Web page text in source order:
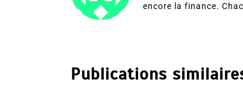
encore la finance.
Publications